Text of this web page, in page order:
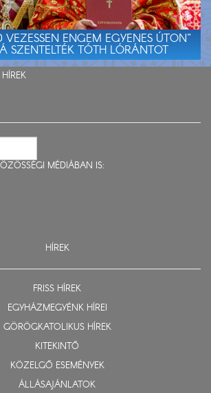
VEZESSEN ENGEM EGYENES ÚTON”
SZENTELTÉK TÓTH LÓRÁNTOT
HÍREK
MÉDIÁBAN IS:
HÍREK
FRISS HÍREK
EGYHÁZMEGYÉNK HÍREI
GÖRÖGKATOLIKUS HÍREK
KITEKINTŐ
KÖZELGŐ ESEMÉNYEK
ÁLLÁSAJÁNLATOK